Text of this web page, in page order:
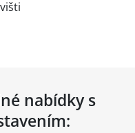
nabídky s